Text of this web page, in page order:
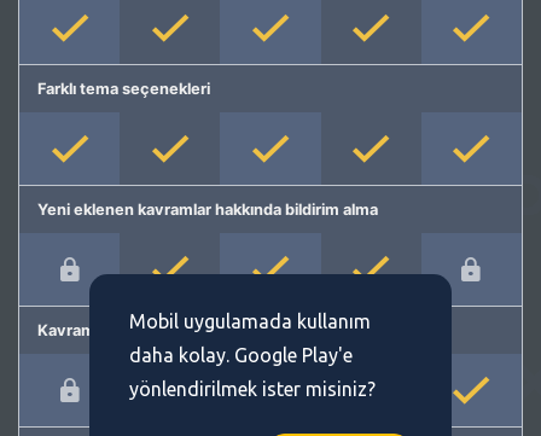
Farklı tema seçenekleri
Yeni eklenen kavramlar hakkında bildirim alma
Kavram önermeMobil uygulamada kullanım
daha kolay. Google Play'e
yönlendirilmek ister misiniz?